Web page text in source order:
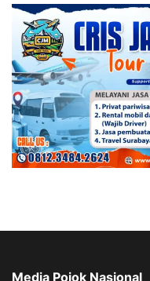
Media Pojok Nasional